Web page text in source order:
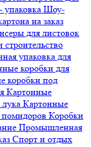
Шоу-
на заказ
для листовок
строительство
упаковка для
коробки для
коробки под
Картонные
Картонные
Коробки
Промышленная
Спорт и отдых